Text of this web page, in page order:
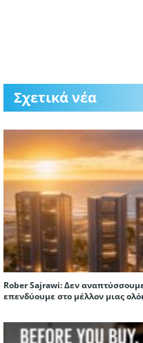
Σχετικά νέα
Rober Sajrawi: Δεν
επενδύουμε στο μέλλον μιας